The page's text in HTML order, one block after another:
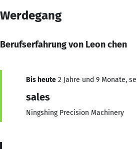
Werdegang
Berufserfahrung von Leon chen
Bis heute 2 Jahre und 9 Monate,
sales
Ningshing Precision Machinery